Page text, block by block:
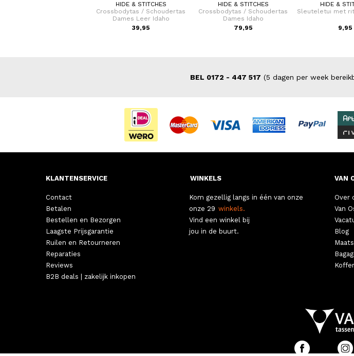
HIDE & STITCHES
Crossbodytas / Schoudertas
Dames Leer Idaho
39,95
HIDE & STITCHES
Crossbodytas / Schoudertas
Dames Idaho
79,95
HIDE &
Sleuteletui met
9,95
BEL 0172 - 447 517 (5 dagen per week
KLANTENSERVICE
Contact
Betalen
Bestellen en Bezorgen
Laagste Prijsgarantie
Ruilen en Retourneren
Reparaties
Reviews
B2B deals | zakelijk inkopen
WINKELS
Kom gezellig langs in één van onze
onze 29 winkels.
Vind een winkel bij
jou in de buurt.
VAN
Over
Van
Blog